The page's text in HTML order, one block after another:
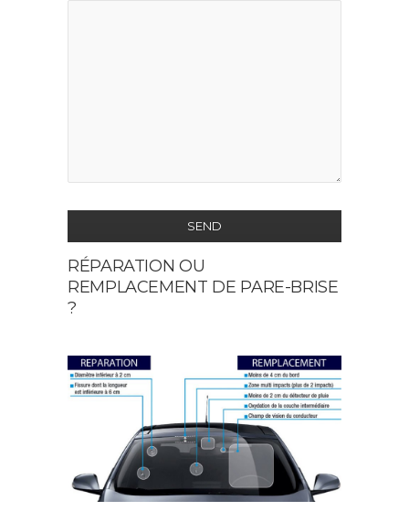
SEND
This
field
should
left
blank
RÉPARATION OU
REMPLACEMENT DE PARE-BRISE
?